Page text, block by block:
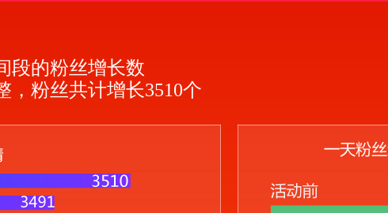
段的粉丝增长数
，粉丝共计增长3510个